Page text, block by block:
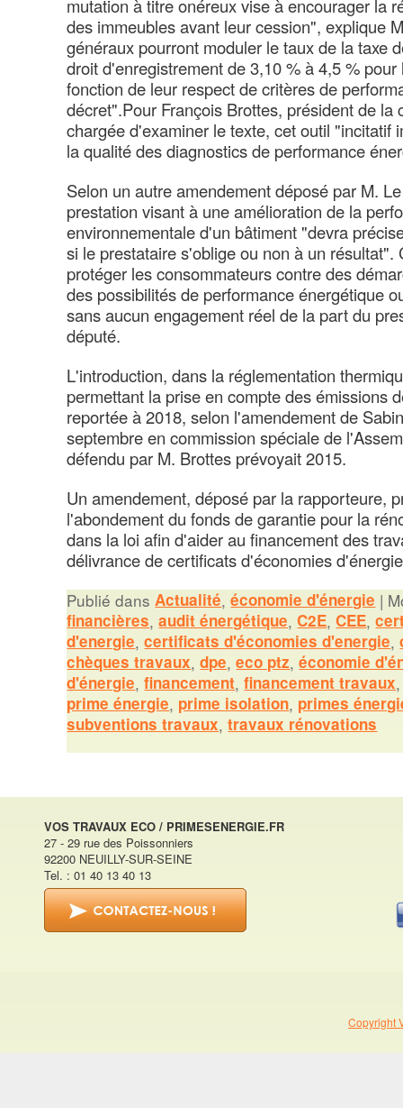
mutation à titre onéreux vise à encourager la
des immeubles avant leur cession", explique
généraux pourront moduler le taux de la taxe
droit d'enregistrement de 3,10 % à 4,5 %
fonction de leur respect de critères de
décret".Pour François Brottes, président de la
chargée d'examiner le texte, cet outil "incitatif
la qualité des diagnostics de performance
Selon un autre amendement déposé par M.
prestation visant à une amélioration de la
environnementale d'un bâtiment "devra
si le prestataire s'oblige ou non à un résultat".
protéger les consommateurs contre des
des possibilités de performance énergétique
sans aucun engagement réel de la part du
député.
L'introduction, dans la réglementation
permettant la prise en compte des émissions
reportée à 2018, selon l'amendement de
septembre en commission spéciale de
défendu par M. Brottes prévoyait 2015.
Un amendement, déposé par la rapporteure,
l'abondement du fonds de garantie pour la
dans la loi afin d'aider au financement des
délivrance de certificats d'économies
Publié dans Actualité,économie d'énergie |
financières,audit énergétique,C2E,CEE,
d'energie,certificats d'économies d'energie,
chèques travaux,dpe,eco ptz,économie
d'énergie,financement,financement travaux
prime énergie, prime isolation, primes
subventions travaux,travaux rénovations
VOS TRAVAUX ECO / PRIMESENERGIE.FR
27 - 29 rue des Poissonniers
92200 NEUILLY-SUR-SEINE
Tel. : 01 40 13 40 13
Copyright